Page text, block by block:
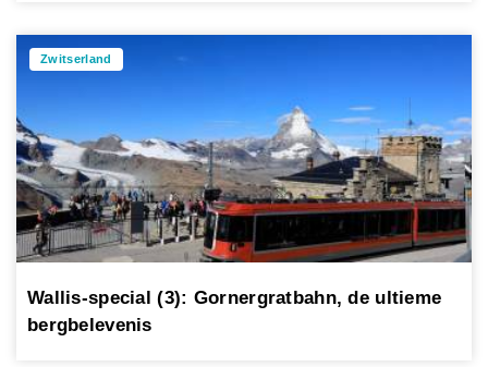
Zwitserland
Wallis-special (3): Gornergratbahn, de ultieme
bergbelevenis